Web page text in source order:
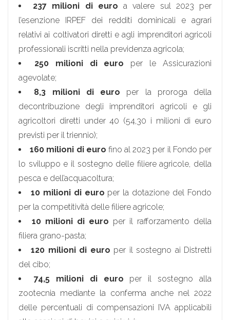
237 milioni di euro a valere sul 2023 per
l’esenzione IRPEF dei redditi dominicali e agrari
relativi ai coltivatori diretti e agli imprenditori agricoli
professionali iscritti nella previdenza agricola;
250 milioni di euro per le Assicurazioni
agevolate;
8,3 milioni di euro per la proroga della
decontribuzione degli imprenditori agricoli e gli
agricoltori diretti under 40 (54,30 i milioni di euro
previsti per il triennio);
160 milioni di euro fino al 2023 per il Fondo per
lo sviluppo e il sostegno delle filiere agricole, della
pesca e dell’acquacoltura;
10 milioni di euro per la dotazione del Fondo
per la competitività delle filiere agricole;
10 milioni di euro per il rafforzamento della
filiera grano-pasta;
120 milioni di euro per il sostegno ai Distretti
del cibo;
74,5 milioni di euro per il sostegno alla
zootecnia mediante la conferma anche nel 2022
delle percentuali di compensazioni IVA applicabili